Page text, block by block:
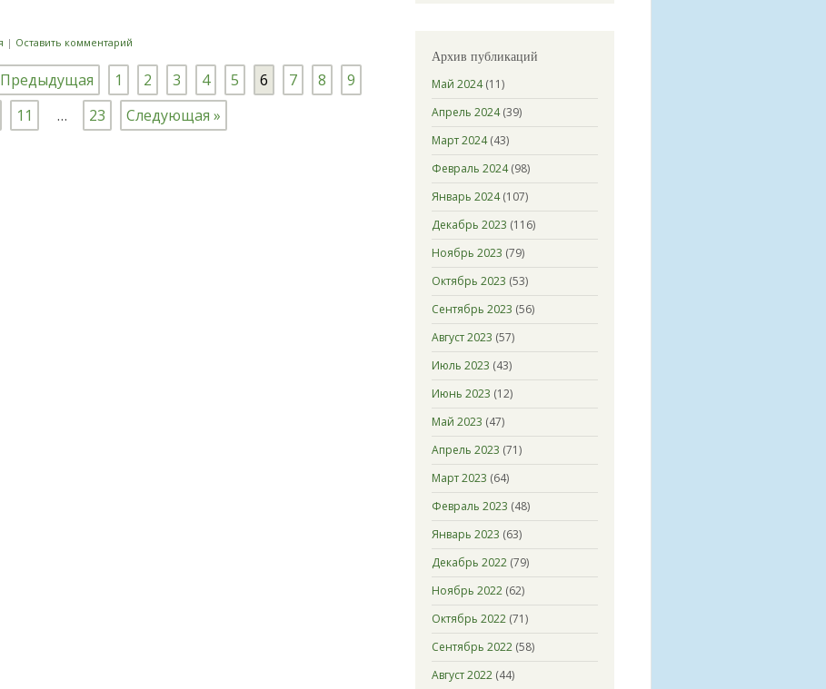
| Оставить комментарий
1 2 3 4 5 6 7 8
9
11 … 23 Следующая »
Архив публикаций
Май 2024(11)
Апрель 2024(39)
Март 2024(43)
Февраль 2024(98)
Январь 2024(107)
Декабрь 2023 (116)
Ноябрь 2023 (79)
Октябрь 2023 (53)
Сентябрь 2023 (56)
Август 2023 (57)
Июль 2023 (43)
Июнь 2023 (12)
Май 2023 (47)
Апрель 2023 (71)
Март 2023 (64)
Февраль 2023 (48)
Январь 2023 (63)
Декабрь 2022(79)
Ноябрь 2022(62)
Октябрь 2022(71)
Сентябрь 2022(58)
Август 2022(44)